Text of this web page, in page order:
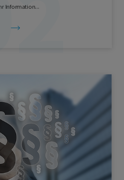
Information...